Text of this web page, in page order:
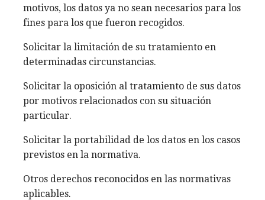
motivos, los datos ya no sean necesarios para los
fines para los que fueron recogidos.
Solicitar la limitación de su tratamiento en
determinadas circunstancias.
Solicitar la oposición al tratamiento de sus datos
por motivos relacionados con su situación
particular.
Solicitar la portabilidad de los datos en los casos
previstos en la normativa.
Otros derechos reconocidos en las normativas
aplicables.